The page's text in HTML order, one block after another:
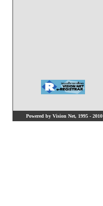
Powered by Vision Net, 1995 - 2010